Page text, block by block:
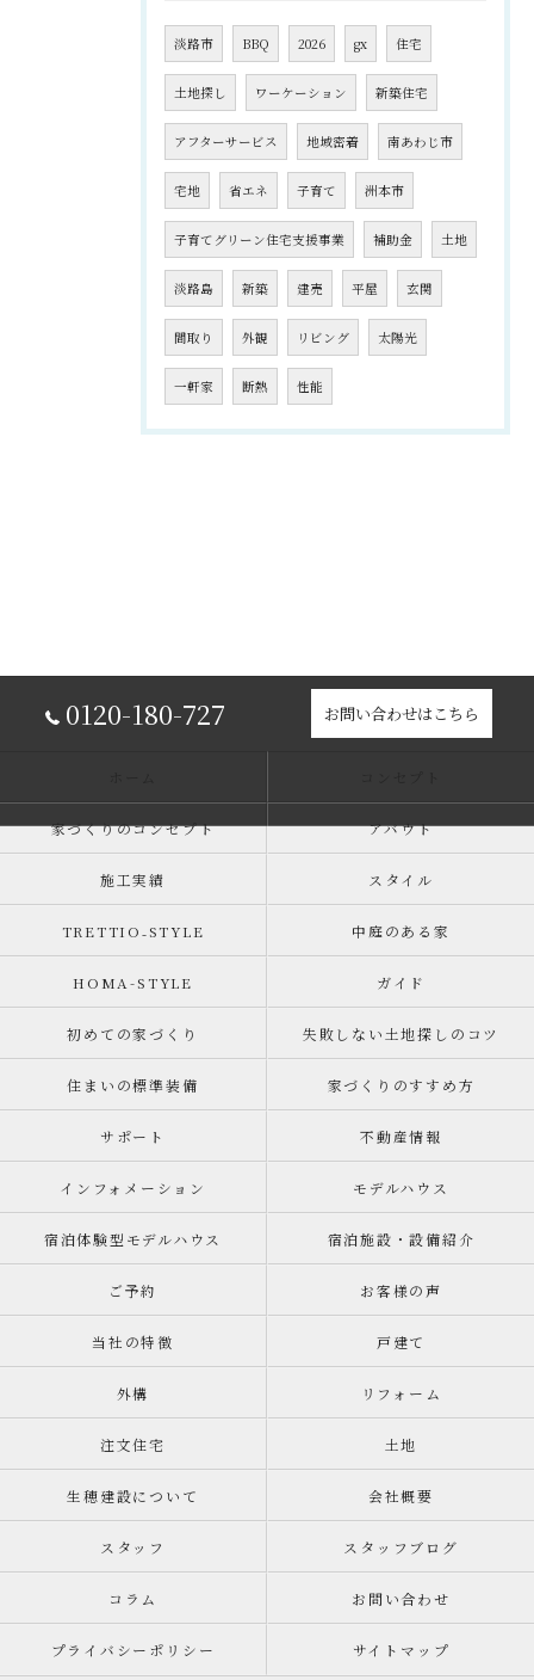
淡路市 BBQ 2026 gx 住宅
土地探し ワーケーション 新築住宅
アフターサービス 地域密着 南あわじ市
宅地 省エネ 子育て 洲本市
子育てグリーン住宅支援事業 補助金 土地
淡路島 新築 建売 平屋 玄関
間取り 外観 リビング 太陽光
一軒家 断熱 性能
0120-180-727 お問い合わせはこちら
家づくりのコンセプト アバウト
施工実績 スタイル
TRETTIO₋STYLE 中庭のある家
HOMA-STYLE ガイド
初めての家づくり 失敗しない土地探しのコツ
住まいの標準装備 家づくりのすすめ方
サポート 不動産情報
インフォメーション モデルハウス
宿泊体験型モデルハウス 宿泊施設・設備紹介
ご予約 お客様の声
当社の特徴 戸建て
外構 リフォーム
注文住宅 土地
生穂建設について 会社概要
スタッフ スタッフブログ
コラム お問い合わせ
プライバシーポリシー サイトマップ